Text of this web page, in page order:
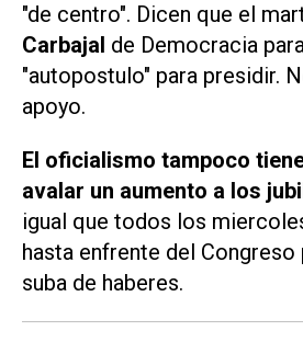
"de centro". Dicen que el
Carbajal de Democracia
"autopostulo" para presidir.
apoyo.
El oficialismo tampoco
avalar un aumento a los
igual que todos los
hasta enfrente del Congreso
suba de haberes.